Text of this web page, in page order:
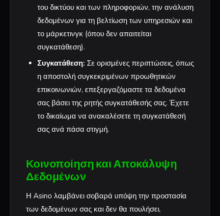
του δικτύου και των πληροφοριών, την ανάλυση
δεδομένων για τη βελτίωση των υπηρεσιών και
το μάρκετινγκ (όπου δεν απαιτείται
συγκατάθεση).
Συγκατάθεση: Σε ορισμένες περιπτώσεις, όπως
η αποστολή συγκεκριμένων προωθητικών
επικοινωνιών, επεξεργαζόμαστε τα δεδομένα
σας βάσει της ρητής συγκατάθεσής σας. Έχετε
το δικαίωμα να ανακαλέσετε τη συγκατάθεσή
σας ανά πάσα στιγμή.
Κοινοποίηση και Αποκάλυψη
Δεδομένων
Η Asino λαμβάνει σοβαρά υπόψη την προστασία
των δεδομένων σας και δεν θα πουλήσει,